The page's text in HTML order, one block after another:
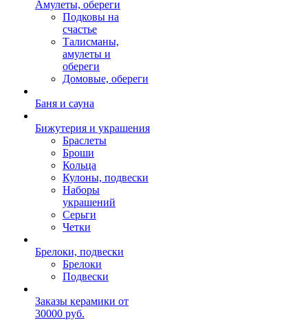
Амулеты, обереги
Подковы на
счастье
Талисманы,
амулеты и
обереги
Домовые, обереги
Баня и сауна
Бижутерия и украшения
Браслеты
Броши
Кольца
Кулоны, подвески
Наборы
украшений
Серьги
Четки
Брелоки, подвески
Брелоки
Подвески
Заказы керамики от
30000 руб.